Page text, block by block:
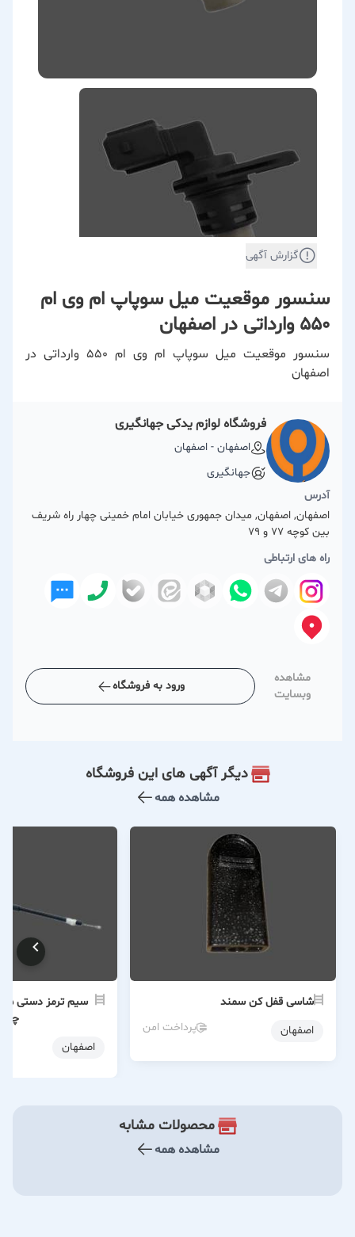
گزارش آگهی
سنسور موقعیت میل سوپاپ ام وی ام
۵۵۰ وارداتی در اصفهان
سنسور موقعیت میل سوپاپ ام وی ام ۵۵۰ وارداتی در
اصفهان
فروشگاه لوازم یدکی جهانگیری
اصفهان - اصفهان
جهانگیری
آدرس
اصفهان, اصفهان, میدان جمهوری خیابان امام خمینی چهار راه شریف
بین کوچه 77 و 79
راه های ارتباطی
مشاهده
وبسایت
ورود به فروشگاه
دیگر آگهی های این فروشگاه
مشاهده همه
شاسی قفل کن سمند
اصفهان
پرداخت امن
چپ
اصفهان
محصولات مشابه
مشاهده همه